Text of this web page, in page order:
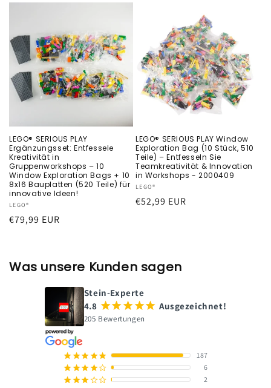
LEGO® SERIOUS PLAY
Ergänzungsset: Entfessele
Kreativität in
Gruppenworkshops – 10
Window Exploration Bags + 10
8x16 Bauplatten (520 Teile) für
innovative Ideen!
Anbieter:
LEGO®
Normaler
€79,99 EUR
LEGO® SERIOUS PLAY Window
Exploration Bag (10 Stück, 510
Teile) – Entfesseln Sie
Teamkreativität & Innovation
in Workshops - 2000409
Anbieter:
LEGO®
Normaler
€52,99 EUR
Was unsere Kunden sagen
Stein-Experte
4.8 ¡¡¡¡¡ Ausgezeichnet!
205 Bewertungen
¡¡¡¡¡ 187
¡¡¡¡¢ 6
¡¡¡¢¢ 2